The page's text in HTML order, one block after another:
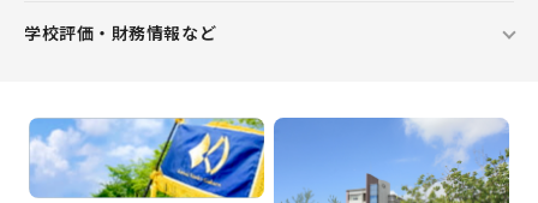
学校評価・財務情報など